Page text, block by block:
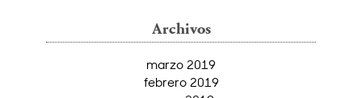
Archivos
marzo 2019
febrero 2019